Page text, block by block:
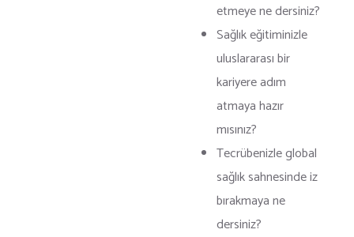
etmeye ne dersiniz?
Sağlık eğitiminizle
uluslararası bir
kariyere adım
atmaya hazır
mısınız?
Tecrübenizle global
sağlık sahnesinde iz
bırakmaya ne
dersiniz?